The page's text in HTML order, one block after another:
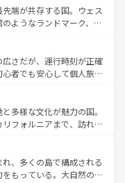
な楽しみ方が可能だ。さ
溢れており、どの街角に
全く異なる文化を体験で
フランス情報はコンテンツ一覧
州のアルプスの絶景、そ
った風景は必見。ビール
。 なお、新着の
参照してほしい。
端が共存する国。ウェス
ようなランドマーク、歴
た、優雅なアフタヌーン
い英国パブ、サッカー観
験も豊富。イギリスを旅
さだが、運行時刻が正確
者でも安心して個人旅行
スならではのユニークな
でなく町歩きも満喫する
ため物価も高いが、旅行
できる。 なお、新
を参照してほしい。
多様な文化が魅力の国。
フォルニアまで、訪れる
ッピング、エンターテイ
ットだ。一方、アメリカ
ドキャニオンやイエロー
、多くの島で構成される
もっている。大自然の神